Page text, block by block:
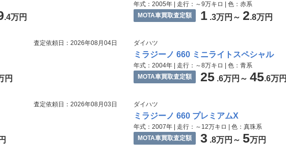
.4万円
年式：2005年 | 走行：～9万キロ | 色：赤系
MOTA車買取査定額
1 .3万円～ 2.8万円
査定依頼日：2026年08月04日
円
ダイハツ
ミラジーノ 660 ミニライトスペシャル
年式：2004年 | 走行：～8万キロ | 色：青系
MOTA車買取査定額
25 .6万円～ 45.6万円
査定依頼日：2026年08月03日 ダイハツ
ミラジーノ 660 プレミアムX
年式：2007年 | 走行：～12万キロ | 色：真珠系
MOTA車買取査定額
3 .8万円～ 5万円